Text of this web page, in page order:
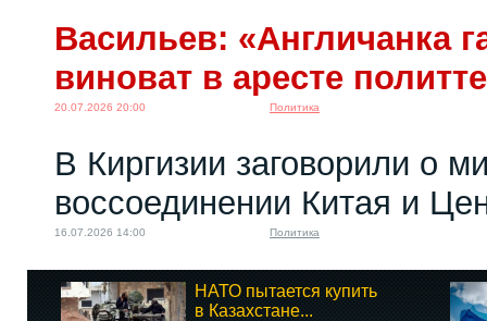
Васильев: «Англичанка
виноват в аресте
20.07.2026 20:00 Политика
В Киргизии заговорили о
воссоединении Китая и
16.07.2026 14:00 Политика
НАТО пытается купить
в Казахстане...